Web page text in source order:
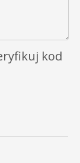
Co., Ltd.